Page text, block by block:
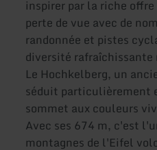
inspirer par la riche
perte de vue avec de
randonnée et pistes
diversité rafraîchissante
Le Hochkelberg, un
séduit particulièrement
sommet aux couleurs
Avec ses 674 m, c'est
montagnes de l'Eifel